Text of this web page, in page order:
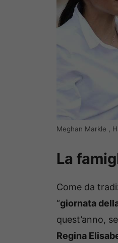
Meghan Markle ,
La
Come da
“giornata
quest’anno,
Regina